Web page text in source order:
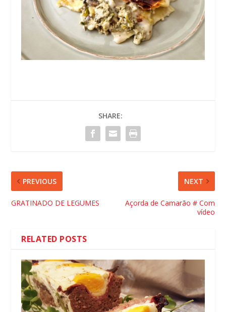
SHARE:
PREVIOUS
GRATINADO DE LEGUMES
NEXT
Açorda de Camarão # Com
vídeo
RELATED POSTS